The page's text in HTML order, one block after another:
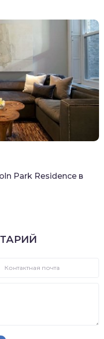
Park Residence в